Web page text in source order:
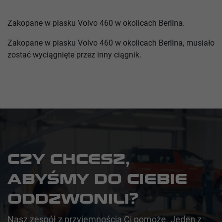
Zakopane w piasku Volvo 460 w okolicach Berlina.
Zakopane w piasku Volvo 460 w okolicach Berlina, musiało
zostać wyciągnięte przez inny ciągnik.
CZY CHCESZ,
ABYŚMY DO CIEBIE
ODDZWONILI?
Nasz zespół z przyjemnością Ci pomoże. Jeden z